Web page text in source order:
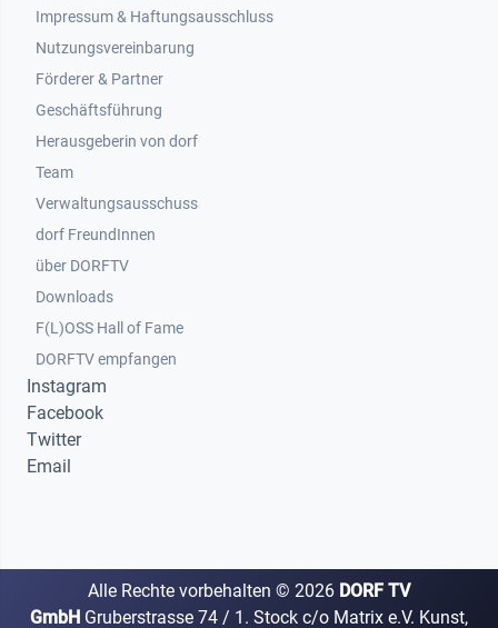
Impressum & Haftungsausschluss
Nutzungsvereinbarung
Footer 2
Förderer & Partner
Geschäftsführung
Herausgeberin von dorf
Team
Verwaltungsausschuss
dorf FreundInnen
Footer 3
über DORFTV
Downloads
F(L)OSS Hall of Fame
Footer 4
DORFTV empfangen
Instagram
Facebook
Twitter
Email
Alle Rechte vorbehalten © 2026 DORF TV
GmbH Gruberstrasse 74 / 1. Stock c/o Matrix e.V. Kunst,